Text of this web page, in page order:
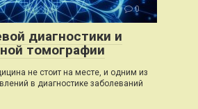
0
диагностики и
томографии
не стоит на месте, и одним из
в диагностике заболеваний